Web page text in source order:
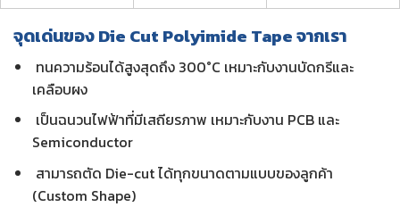
จุดเด่นของ Die Cut Polyimide Tape จากเรา
ทนความร้อนได้สูงสุดถึง 300°C เหมาะกับงานบัดกรีและ
เคลือบผง
เป็นฉนวนไฟฟ้าที่มีเสถียรภาพ เหมาะกับงาน PCB และ
Semiconductor
สามารถตัด Die-cut ได้ทุกขนาดตามแบบของลูกค้า
(Custom Shape)